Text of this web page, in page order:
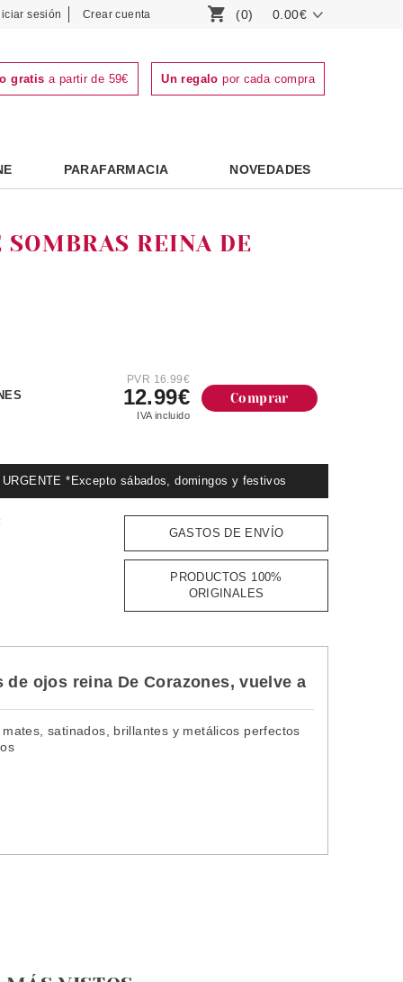
sesión Crear cuenta (0) 0.00€
gratis a partir de 59€ Un regalo por cada compra
PARAFARMACIA NOVEDADES
REINA DE
PVR 16.99€
12.99€
IVA incluido
Comprar
*Excepto sábados, domingos y festivos
GASTOS DE ENVÍO
PRODUCTOS 100%
ORIGINALES
ojos reina De Corazones, vuelve a
satinados, brillantes y metálicos perfectos